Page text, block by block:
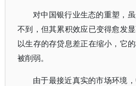
对中国银行业生态的重塑，
不到，但其累积效应已变得愈发
以生存的存贷息差正在缩小，它
被削弱。
由于最接近真实的市场环境